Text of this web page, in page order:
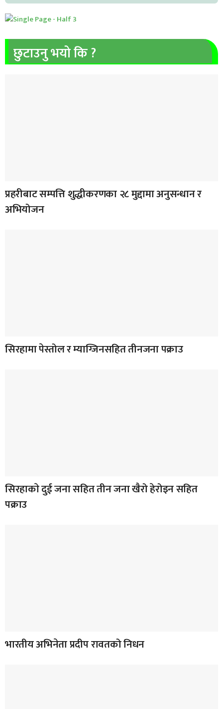
छुटाउनु भयो कि ?
प्रहरीबाट सम्पत्ति शुद्धीकरणका २८ मुद्दामा अनुसन्धान र
अभियोजन
सिरहामा पेस्तोल र म्याग्जिनसहित तीनजना पक्राउ
सिरहाकाे दुई जना सहित तीन जना खैरो हेरोइन सहित
पक्राउ
भारतीय अभिनेता प्रदीप रावतको निधन